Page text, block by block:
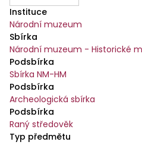
Instituce
Národní muzeum
Sbírka
Národní muzeum - Historické
Podsbírka
Sbírka NM-HM
Podsbírka
Archeologická sbírka
Podsbírka
Raný středověk
Typ předmětu